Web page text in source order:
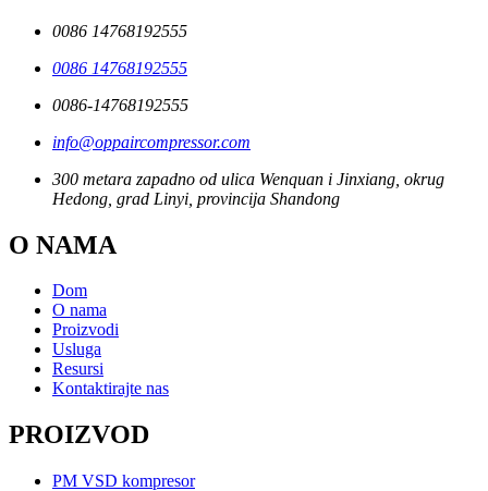
0086 14768192555
0086 14768192555
0086-14768192555
info@oppaircompressor.com
300 metara zapadno od ulica Wenquan i Jinxiang, okrug
Hedong, grad Linyi, provincija Shandong
O NAMA
Dom
O nama
Proizvodi
Usluga
Resursi
Kontaktirajte nas
PROIZVOD
PM VSD kompresor